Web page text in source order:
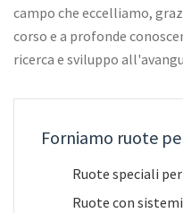
campo che eccelliamo,
corso e a profonde
ricerca e sviluppo
Forniamo ruote
Ruote speciali
Ruote con